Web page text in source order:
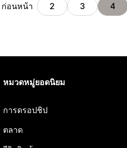
ก่อนหน้า 2 3 4
หมวดหมู่ยอดนิยม
การดรอปชิป
ตลาด